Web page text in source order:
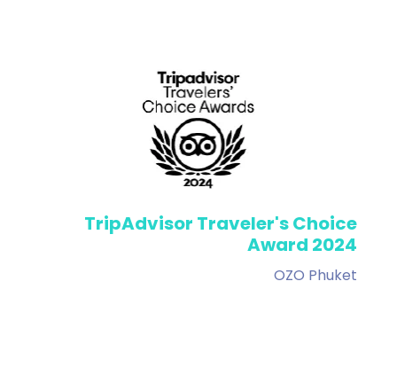
TripAdvisor Traveler's Choice
Award 2024
OZO Phuket